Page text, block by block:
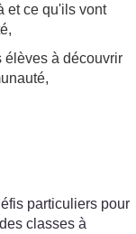
et ce qu'ils vont
élèves à découvrir
particuliers pour
classes à